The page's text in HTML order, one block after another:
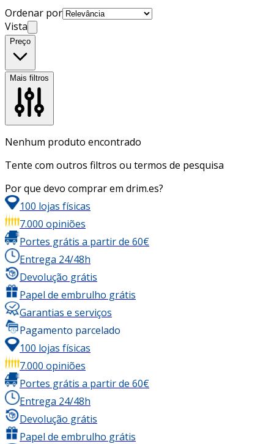
Ordenar por
Vista
Preço
Mais filtros
Nenhum produto encontrado
Tente com outros filtros ou termos de pesquisa
Por que devo comprar em drim.es?
100 lojas físicas
7.000 opiniões
Portes grátis a partir de 60€
Entrega 24/48h
Devolução grátis
Papel de embrulho grátis
Garantias e serviços
Pagamento parcelado
100 lojas físicas
7.000 opiniões
Portes grátis a partir de 60€
Entrega 24/48h
Devolução grátis
Papel de embrulho grátis